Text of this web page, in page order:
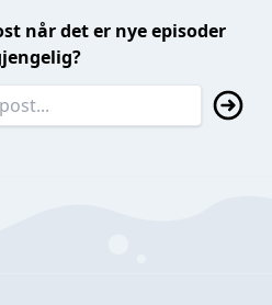
når det er nye episoder